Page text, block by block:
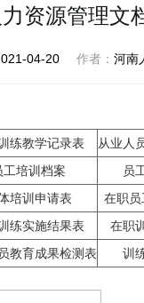
资源管理文
04-20 作者： 河南
练教学记录表 从业人
工培训档案
员
培训申请表
在职员
练实施结果表
在职
教育成果检测表
训